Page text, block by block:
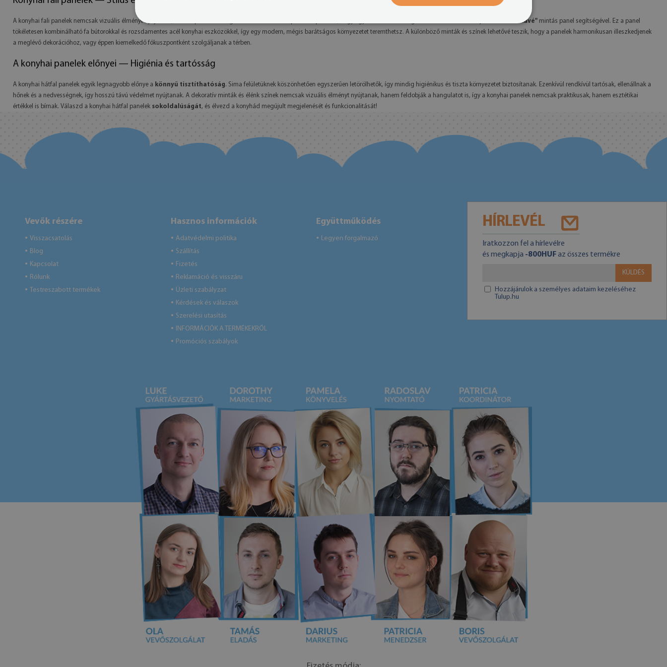
A konyhai fali panelek nemcsak vizuális élményt nyújtanak, hanem praktikus megoldást is a mindennapokra. Képzeld el, hogy egy csésze kávé hangulatát varázsolod a konyhád falára a "Kávé" mintás panel segítségével. Ez a panel
tökéletesen kombinálható fa bútorokkal és rozsdamentes acél konyhai eszközökkel, így egy modern, mégis barátságos környezetet teremthetsz. A különböző minták és színek lehetővé teszik, hogy a panelek harmonikusan illeszkedjenek
a meglévő dekorációhoz, vagy éppen kiemelkedő fókuszpontként szolgáljanak a térben.
A konyhai panelek előnyei — Higiénia és tartósság
A konyhai hátfal panelek egyik legnagyobb előnye a könnyű tisztíthatóság. Sima felületüknek köszönhetően egyszerűen letörölhetők, így mindig higiénikus és tiszta környezetet biztosítanak. Ezenkívül rendkívül tartósak, ellenállnak a
hőnek és a nedvességnek, így hosszú távú védelmet nyújtanak. A dekoratív minták és élénk színek nemcsak vizuális élményt nyújtanak, hanem feldobják a hangulatot is, így a konyhai panelek nemcsak praktikusak, hanem esztétikai
értékkel is bírnak. Válaszd a konyhai hátfal panelek sokoldalúságát, és élvezd a konyhád megújult megjelenését és funkcionalitását!
Vevők részére
● Visszacsatolás
● Blog
● Kapcsolat
● Rólunk
● Testreszabott termékek
Hasznos információk
● Adatvédelmi politika
● Szállítás
● Fizetés
● Reklamáció és visszáru
● Üzleti szabályzat
● Kérdések és válaszok
● Szerelési utasítás
● INFORMÁCIÓK A TERMÉKEKRŐL
● Promóciós szabályok
Együttműködés
● Legyen forgalmazó
HÍRLEVÉL
Iratkozzon fel a hírlevélre
és megkapja -800HUFaz összes termékre
KÜLDÉS
Hozzájárulok a személyes adataim kezeléséhez
Tulup.hu